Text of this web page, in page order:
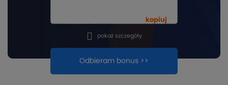
kopiuj
Odbieram bonus >>
pokaż szczegóły